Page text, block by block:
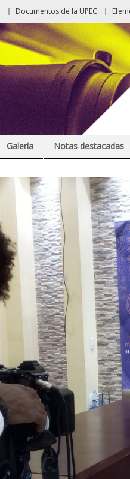
Documentos de la UPEC
Galería Notas destacadas